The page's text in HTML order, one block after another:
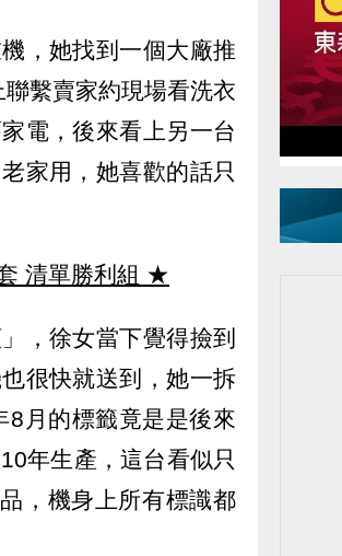
，她找到一個大廠推
繫賣家約現場看洗衣
電，後來看上另一台
家用，她喜歡的話只
清單勝利組 ★
，徐女當下覺得撿到
很快就送到，她一拆
8月的標籤竟是是後來
年生產，這台看似只
，機身上所有標識都